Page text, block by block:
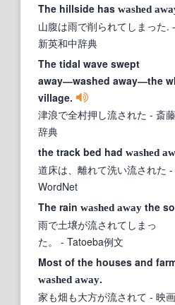
The hillside has washed
山腹は雨で削られてしまった.
新英和中辞典
The tidal wave swept
away―washed away―the
village.
津浪で全村押し流された - 斎
辞典
the track bed had washed
道床は、離れて洗い流された -
WordNet
The rain washed away the
雨で土壌が流されてしまっ
た。
- Tatoeba例文
Most of the houses and
washed away.
家も畑も大方が流されて - 映